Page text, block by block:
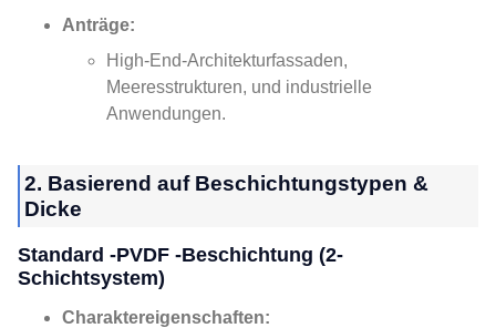
Anträge:
High-End-Architekturfassaden,
Meeresstrukturen, und industrielle
Anwendungen.
2. Basierend auf Beschichtungstypen &
Dicke
Standard -PVDF -Beschichtung (2-
Schichtsystem)
Charaktereigenschaften: